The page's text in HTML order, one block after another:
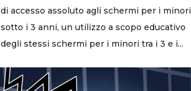
di accesso assoluto agli schermi per i minori
sotto i 3 anni, un utilizzo a scopo educativo
degli stessi schermi per i minori tra i 3 e i...